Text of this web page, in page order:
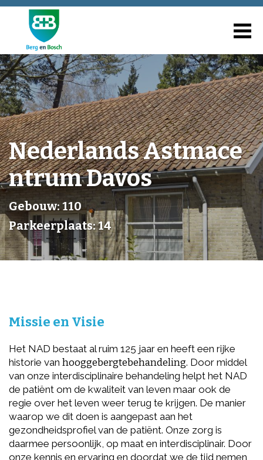
Nederlands Astmace
ntrum Davos
Gebouw: 110
Parkeerplaats: 14
Missie en Visie
Het NAD bestaat al ruim 125 jaar en heeft een rijke
historie van hooggebergtebehandeling. Door middel
van onze interdisciplinaire behandeling helpt het NAD
de patiënt om de kwaliteit van leven maar ook de
regie over het leven weer terug te krijgen. De manier
waarop we dit doen is aangepast aan het
gezondheidsprofiel van de patiënt. Onze zorg is
daarmee persoonlijk, op maat en interdisciplinair. Door
onze kennis en ervaring en doordat we de tijd nemen